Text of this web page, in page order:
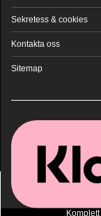
Sekretess & cookies
Kontakta oss
Sitemap
Komplett